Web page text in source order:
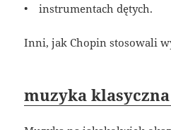
• instrumentach dętych.
Inni, jak Chopin stosowali
muzyka